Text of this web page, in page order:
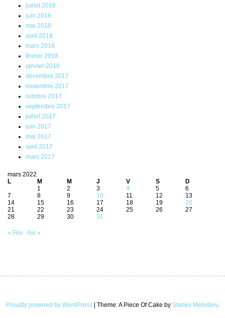
juillet 2018
juin 2018
mai 2018
avril 2018
mars 2018
février 2018
janvier 2018
décembre 2017
novembre 2017
octobre 2017
septembre 2017
juillet 2017
juin 2017
mai 2017
avril 2017
mars 2017
mars 2022
L
M M J V S
D
1
2 3 4 5
6
7
8 9 10 11 12
13
14
15 16 17 18 19
20
21
22 23 24 25 26
27
28
29 30 31
« Fév Avr »
Proudly powered by WordPress Theme: A Piece Of Cake by Stanko Metodiev.